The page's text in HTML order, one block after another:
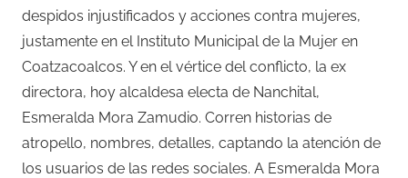
despidos injustificados y acciones contra mujeres,
justamente en el Instituto Municipal de la Mujer en
Coatzacoalcos. Y en el vértice del conflicto, la ex
directora, hoy alcaldesa electa de Nanchital,
Esmeralda Mora Zamudio. Corren historias de
atropello, nombres, detalles, captando la atención de
los usuarios de las redes sociales. A Esmeralda Mora